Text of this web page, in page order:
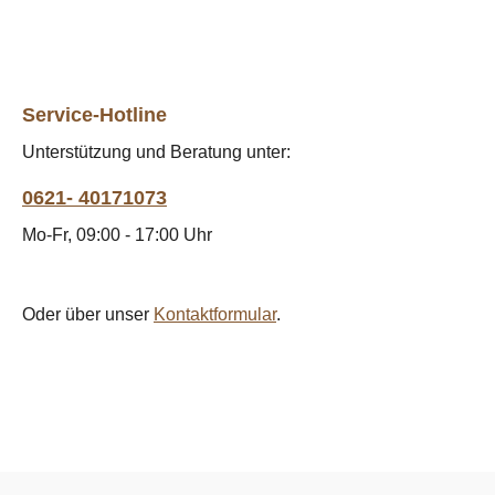
Service-Hotline
Unterstützung und Beratung unter:
0621- 40171073
Mo-Fr, 09:00 - 17:00 Uhr
Oder über unser Kontaktformular.